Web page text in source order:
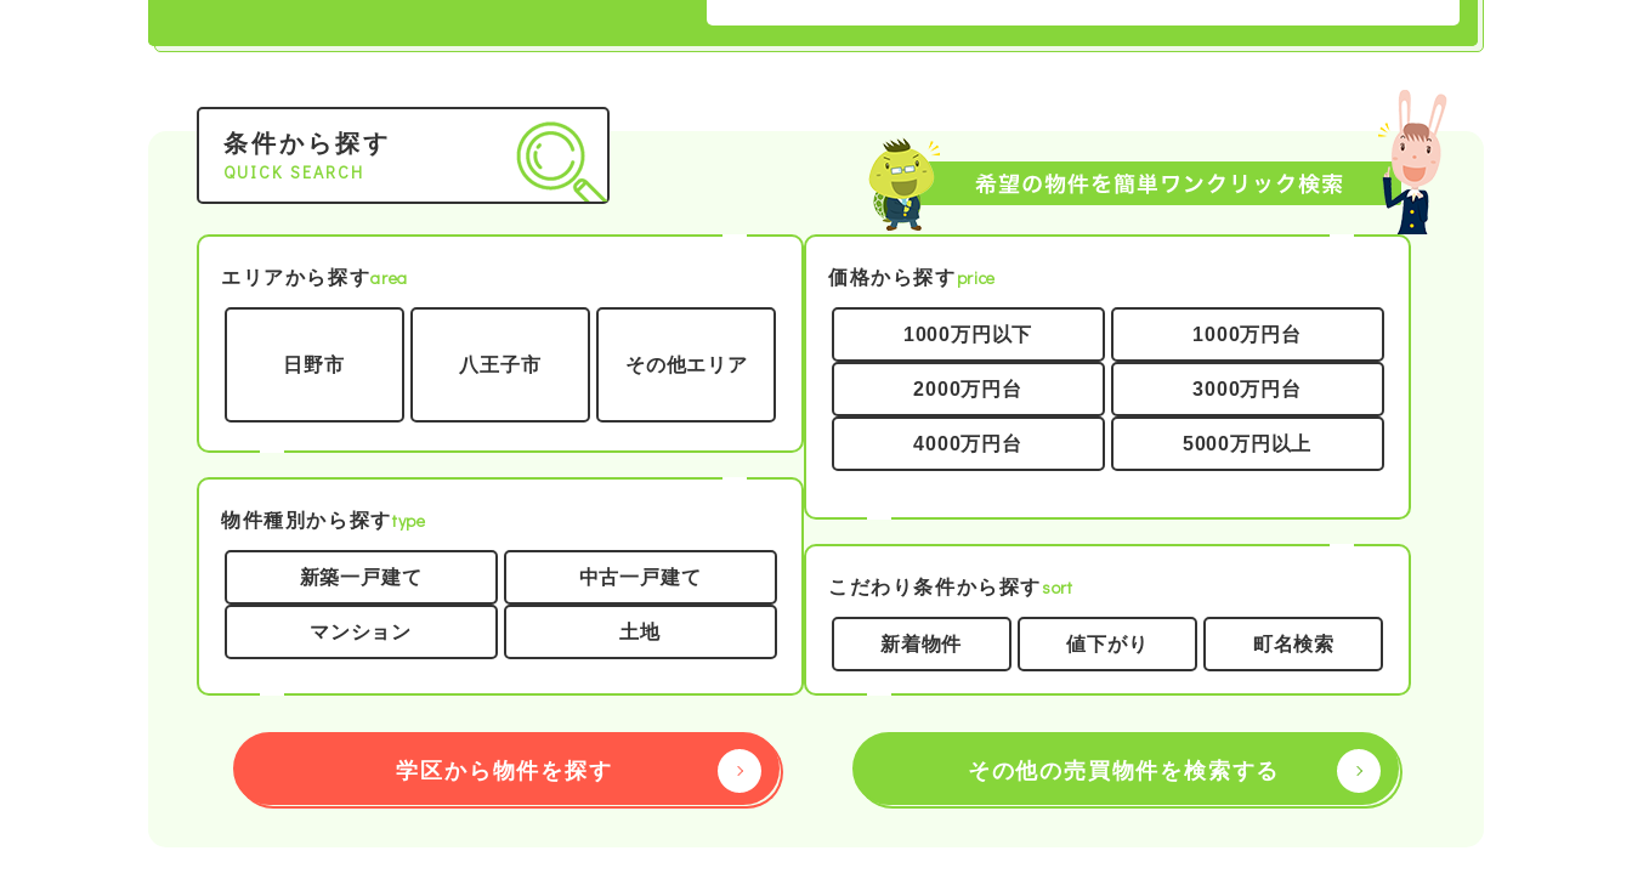
条件から探す
QUICK SEARCH
エリアから探すarea
日野市 八王子市 その他エリア
物件種別から探すtype
新築一戸建て 中古一戸建て
マンション 土地
価格から探すprice
1000万円以下 1000万円台
2000万円台 3000万円台
4000万円台 5000万円以上
こだわり条件から探すsort
新着物件 値下がり 町名検索
学区から物件を探す その他の売買物件を検索する